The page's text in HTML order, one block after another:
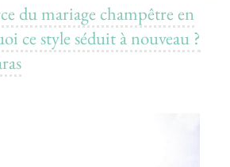
du mariage champêtre en
ce style séduit à nouveau ?